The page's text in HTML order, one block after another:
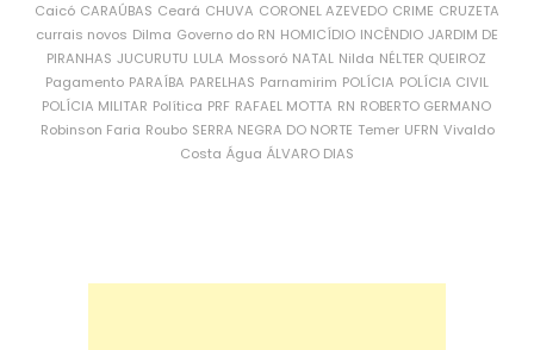
Caicó CARAÚBAS Ceará CHUVA CORONEL AZEVEDO CRIME CRUZETA
currais novos Dilma Governo do RN HOMICÍDIO INCÊNDIO JARDIM DE
PIRANHAS JUCURUTU LULA Mossoró NATAL Nilda NÉLTER QUEIROZ
Pagamento PARAÍBA PARELHAS Parnamirim POLÍCIA POLÍCIA CIVIL
POLÍCIA MILITAR Política PRF RAFAEL MOTTA RN ROBERTO GERMANO
Robinson Faria Roubo SERRA NEGRA DO NORTE Temer UFRN Vivaldo
Costa Água ÁLVARO DIAS